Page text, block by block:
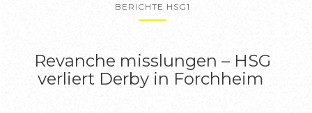
BERICHTE HSG1
Revanche misslungen – HSG
verliert Derby in Forchheim